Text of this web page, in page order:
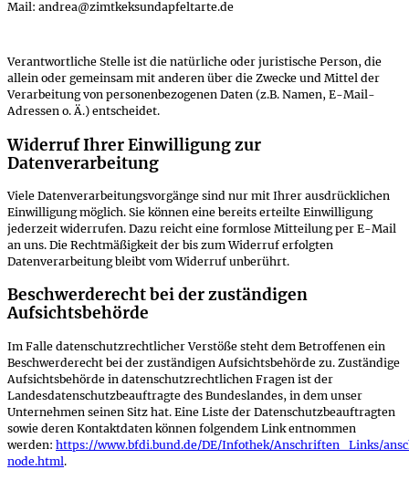
Mail: andrea@zimtkeksundapfeltarte.de
Verantwortliche Stelle ist die natürliche oder juristische Person, die
allein oder gemeinsam mit anderen über die Zwecke und Mittel der
Verarbeitung von personenbezogenen Daten (z.B. Namen, E-Mail-
Adressen o. Ä.) entscheidet.
Widerruf Ihrer Einwilligung zur
Datenverarbeitung
Viele Datenverarbeitungsvorgänge sind nur mit Ihrer ausdrücklichen
Einwilligung möglich. Sie können eine bereits erteilte Einwilligung
jederzeit widerrufen. Dazu reicht eine formlose Mitteilung per E-Mail
an uns. Die Rechtmäßigkeit der bis zum Widerruf erfolgten
Datenverarbeitung bleibt vom Widerruf unberührt.
Beschwerderecht bei der zuständigen
Aufsichtsbehörde
Im Falle datenschutzrechtlicher Verstöße steht dem Betroffenen ein
Beschwerderecht bei der zuständigen Aufsichtsbehörde zu. Zuständige
Aufsichtsbehörde in datenschutzrechtlichen Fragen ist der
Landesdatenschutzbeauftragte des Bundeslandes, in dem unser
Unternehmen seinen Sitz hat. Eine Liste der Datenschutzbeauftragten
sowie deren Kontaktdaten können folgendem Link entnommen
werden: https://www.bfdi.bund.de/DE/Infothek/Anschriften_Links/
node.html.